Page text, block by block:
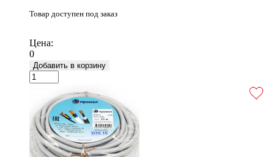
Товар доступен под заказ
Цена:
0
Добавить в корзину